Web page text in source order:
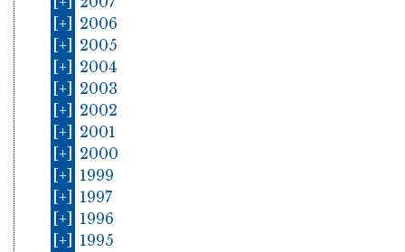
[+]
2006
[+]
2005
[+]
2004
[+]
2003
[+]
2002
[+]
2001
[+]
2000
[+]
1999
[+]
1997
[+]
1996
[+]
1995